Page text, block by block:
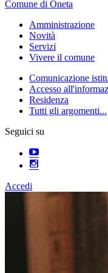
Comune di Oneta
Amministrazione
Novità
Servizi
Vivere il comune
Comunicazione
Accesso
Residenza
Tutti gli argomenti...
Seguici su
Accedi